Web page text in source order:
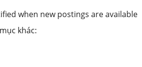
when new postings are available
khác: